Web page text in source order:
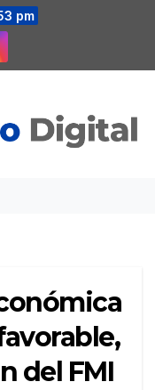
pm
del FMI